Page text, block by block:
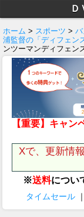
Ｄ
ホーム > スポーツ >
浦監督の「ディフェン
ンツーマンディフェン
【重要】キャン
Xで、更新情
※送料につい
タイムセール ｜